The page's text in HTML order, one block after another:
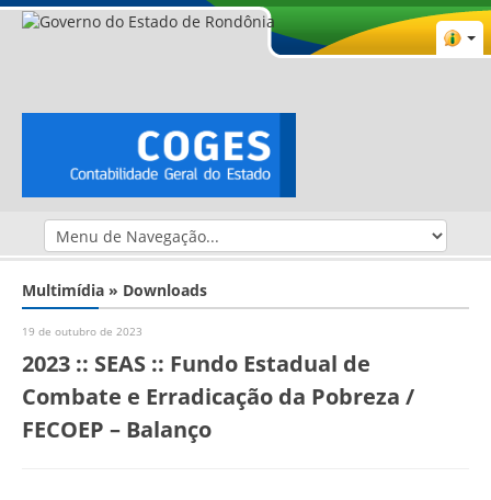
Multimídia » Downloads
19 de outubro de 2023
2023 :: SEAS :: Fundo Estadual de
Combate e Erradicação da Pobreza /
FECOEP – Balanço